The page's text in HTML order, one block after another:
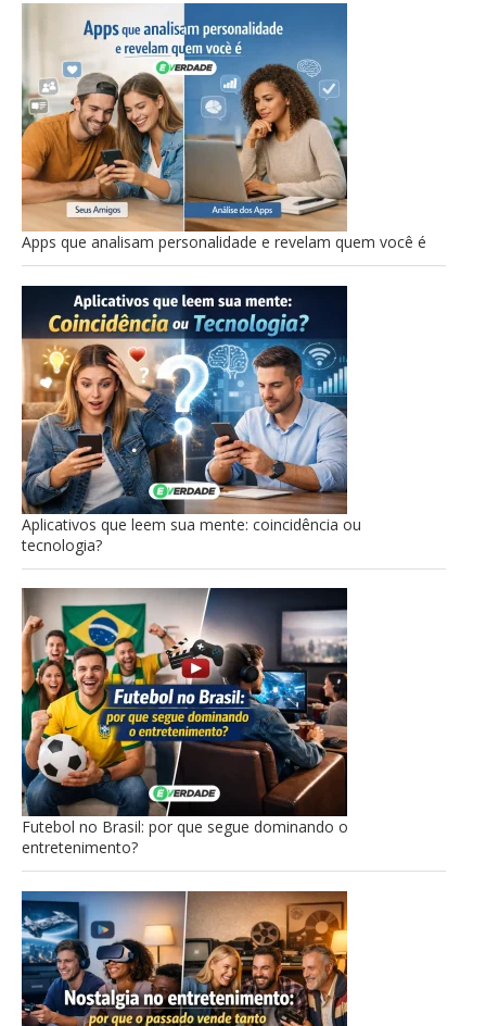
Apps que analisam personalidade e revelam quem você é
Aplicativos que leem sua mente: coincidência ou
tecnologia?
Futebol no Brasil: por que segue dominando o
entretenimento?